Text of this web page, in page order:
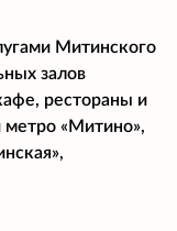
Митинского
залов
рестораны и
метро «Митино»,